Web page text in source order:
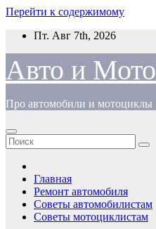
Перейти к содержимому
Пт. Авг 7th, 2026
Авто и Мото
Про автомобили и мотоциклы
Главная
Ремонт автомобиля
Советы автомобилистам
Советы мотоциклистам